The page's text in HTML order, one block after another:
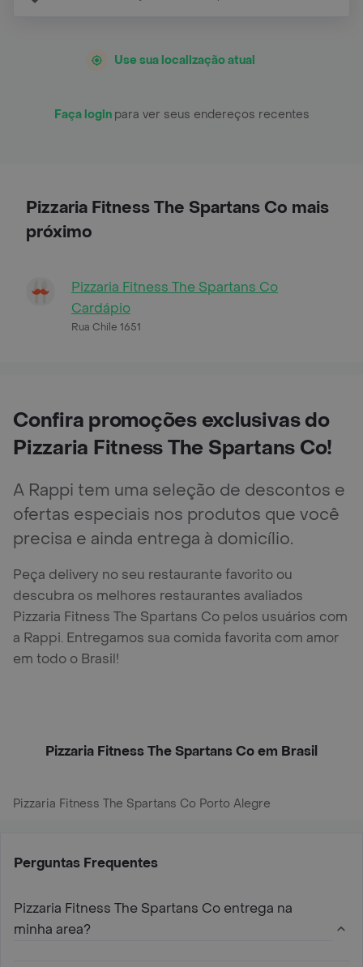
Use sua localização atual
Faça login para ver seus endereços recentes
Pizzaria Fitness The Spartans Co mais
próximo
Pizzaria Fitness The Spartans Co
Cardápio
Rua Chile 1651
Confira promoções exclusivas do
Pizzaria Fitness The Spartans Co!
A Rappi tem uma seleção de descontos e
ofertas especiais nos produtos que você
precisa e ainda entrega à domicílio.
Peça delivery no seu restaurante favorito ou
descubra os melhores restaurantes avaliados
Pizzaria Fitness The Spartans Co pelos usuários com
a Rappi. Entregamos sua comida favorita com amor
em todo o Brasil!
Pizzaria Fitness The Spartans Co em Brasil
Pizzaria Fitness The Spartans Co Porto Alegre
Perguntas Frequentes
Pizzaria Fitness The Spartans Co entrega na
minha area?